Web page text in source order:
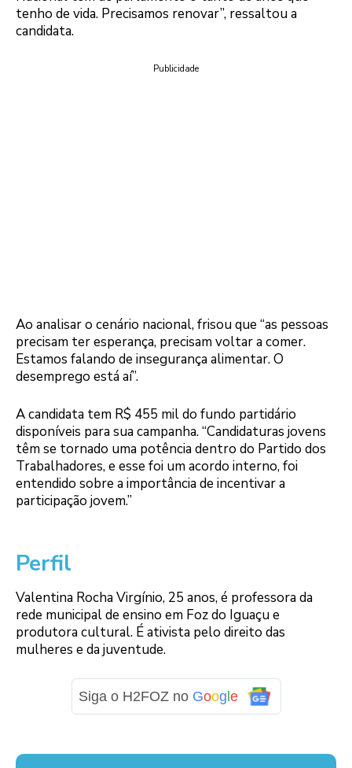
tenho de vida. Precisamos renovar”, ressaltou a
candidata.
Publicidade
Ao analisar o cenário nacional, frisou que “as pessoas
precisam ter esperança, precisam voltar a comer.
Estamos falando de insegurança alimentar. O
desemprego está aí”.
A candidata tem R$ 455 mil do fundo partidário
disponíveis para sua campanha. “Candidaturas jovens
têm se tornado uma potência dentro do Partido dos
Trabalhadores, e esse foi um acordo interno, foi
entendido sobre a importância de incentivar a
participação jovem.”
Perfil
Valentina Rocha Virgínio, 25 anos, é professora da
rede municipal de ensino em Foz do Iguaçu e
produtora cultural. É ativista pelo direito das
mulheres e da juventude.
Siga o H2FOZ no Goog e